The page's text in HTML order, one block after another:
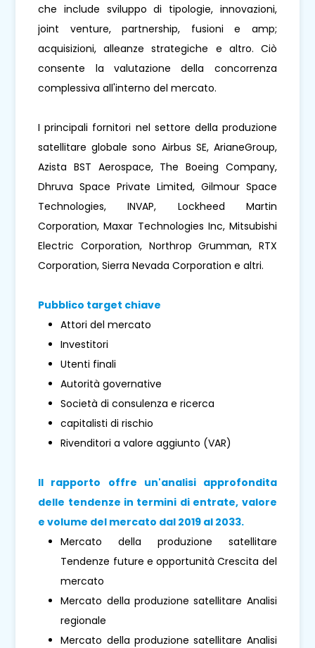
che include sviluppo di tipologie, innovazioni,
joint venture, partnership, fusioni e amp;
acquisizioni, alleanze strategiche e altro. Ciò
consente la valutazione della concorrenza
complessiva all'interno del mercato.
I principali fornitori nel settore della produzione
satellitare globale sono Airbus SE, ArianeGroup,
Azista BST Aerospace, The Boeing Company,
Dhruva Space Private Limited, Gilmour Space
Technologies, INVAP, Lockheed Martin
Corporation, Maxar Technologies Inc, Mitsubishi
Electric Corporation, Northrop Grumman, RTX
Corporation, Sierra Nevada Corporation e altri.
Pubblico target chiave
Attori del mercato
Investitori
Utenti finali
Autorità governative
Società di consulenza e ricerca
capitalisti di rischio
Rivenditori a valore aggiunto (VAR)
Il rapporto offre un'analisi approfondita
delle tendenze in termini di entrate, valore
e volume del mercato dal 2019 al 2033.
Mercato della produzione satellitare
Tendenze future e opportunità Crescita del
mercato
Mercato della produzione satellitare Analisi
regionale
Mercato della produzione satellitare Analisi